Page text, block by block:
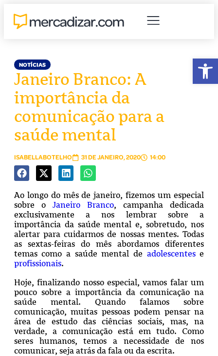
NOTÍCIAS
Janeiro Branco: A
importância da
comunicação para a
saúde mental
ISABELLABOTELHO 31 DE JANEIRO, 2020 14:00
Ao longo do mês de janeiro, fizemos um especial
sobre o Janeiro Branco, campanha dedicada
exclusivamente a nos lembrar sobre a
importância da saúde mental e, sobretudo, nos
alertar para cuidarmos de nossas mentes. Todas
as sextas-feiras do mês abordamos diferentes
temas como a saúde mental de adolescentese
profissionais.
Hoje, finalizando nosso especial, vamos falar um
pouco sobre a importância da comunicação na
saúde mental. Quando falamos sobre
comunicação, muitas pessoas podem pensar na
área de estudo das ciências sociais, mas, na
verdade, a comunicação está em tudo. Como
seres humanos, temos a necessidade de nos
comunicar, seja atrás da fala ou da escrita.